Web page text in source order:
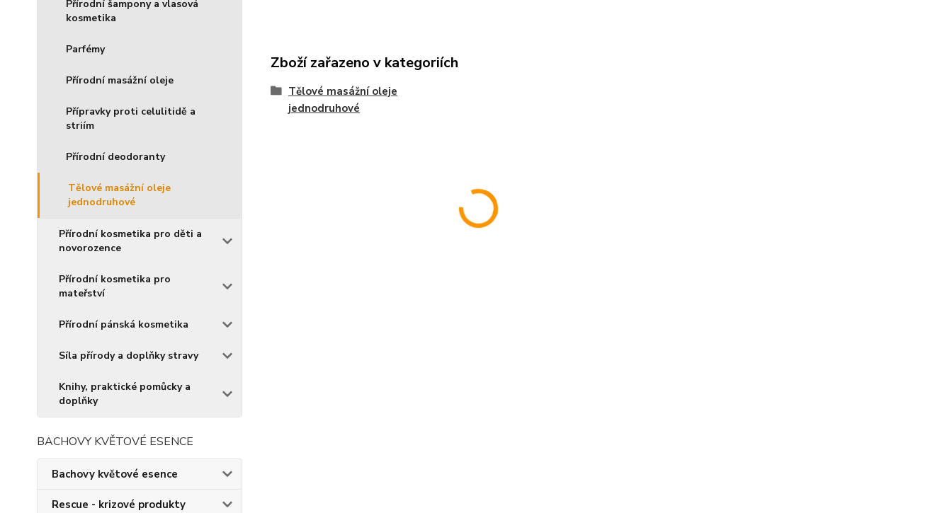
Přírodní šampony a vlasová
kosmetika
Parfémy
Přírodní masážní oleje
Přípravky proti celulitidě a
striím
Přírodní deodoranty
Tělové masážní oleje
jednodruhové
Přírodní kosmetika pro děti a
novorozence
Přírodní kosmetika pro
mateřství
Přírodní pánská kosmetika
Síla přírody a doplňky stravy
Knihy, praktické pomůcky a
doplňky
BACHOVY KVĚTOVÉ ESENCE
Bachovy květové esence
Rescue - krizové produkty
Zboží zařazeno v kategoriích
Tělové masážní oleje
jednodruhové